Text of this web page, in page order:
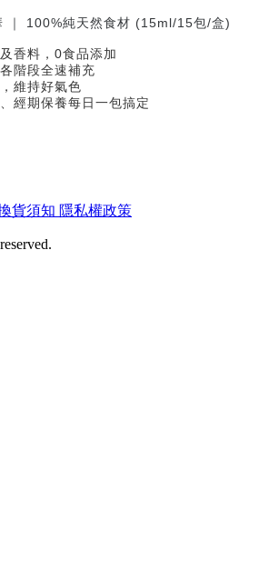
｜ 100%純天然食材 (15ml/15包/盒)
香料，0食品添加
階段全速補充
維持好氣色
經期保養每日一包搞定
貨須知 隱私權政策